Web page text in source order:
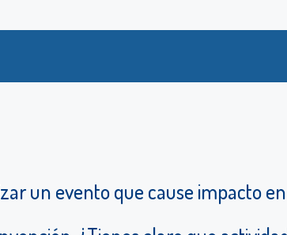
un evento que cause impacto